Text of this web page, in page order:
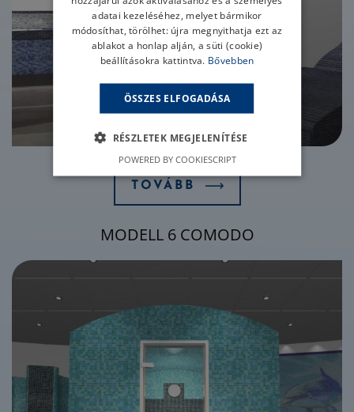
TOVÁBB
MODELL 6 COMODO
adatai kezeléséhez, melyet bármikor
módosíthat, törölhet: újra megnyithatja ezt az
ablakot a honlap alján, a süti (cookie)
beállításokra kattintva. Bővebben
ÖSSZES ELFOGADÁSA
RÉSZLETEK MEGJELENÍTÉSE
POWERED BY COOKIESCRIPT